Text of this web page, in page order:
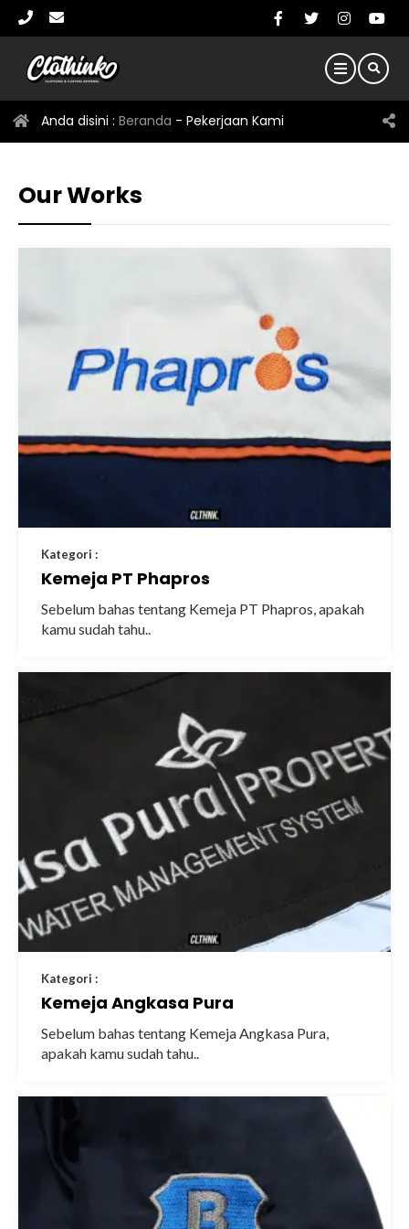
Anda disini : Beranda - Pekerjaan Kami
Our Works
Kategori :
Kemeja PT Phapros
Sebelum bahas tentang Kemeja PT Phapros, apakah
kamu sudah tahu..
Kategori :
Kemeja Angkasa Pura
Sebelum bahas tentang Kemeja Angkasa Pura,
apakah kamu sudah tahu..